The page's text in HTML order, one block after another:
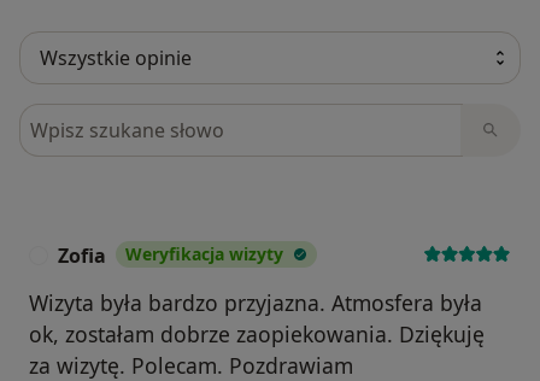
Szukaj w opiniach
Zofia Weryfikacja wizyty
Wizyta była bardzo przyjazna. Atmosfera była
ok, zostałam dobrze zaopiekowania. Dziękuję
za wizytę. Polecam. Pozdrawiam